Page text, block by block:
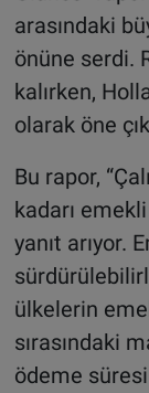
arasındaki
önüne serdi.
kalırken,
olarak öne
Bu rapor,
kadarı
yanıt arıyor.
ülkelerin
sırasındaki
ödeme